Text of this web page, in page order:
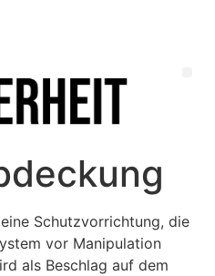
Schutzvorrichtung, die
vor Manipulation
als Beschlag auf dem